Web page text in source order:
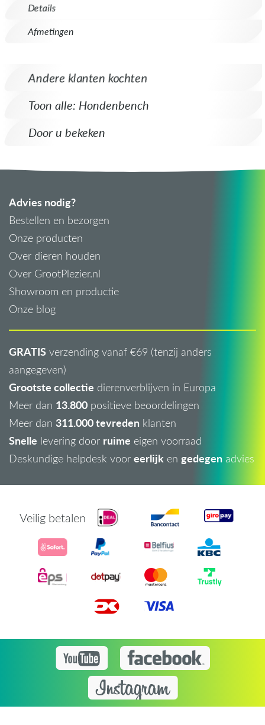
Details
Afmetingen
Andere klanten kochten
Toon alle: Hondenbench
Door u bekeken
Advies nodig?
Bestellen en bezorgen
Onze producten
Over dieren houden
Over GrootPlezier.nl
Showroom en productie
Onze blog
GRATIS verzending vanaf €69 (tenzij anders
aangegeven)
Grootste collectie dierenverblijven in Europa
Meer dan 13.800 positieve beoordelingen
Meer dan 311.000 tevreden klanten
Snelle levering door ruime eigen voorraad
Deskundige helpdesk voor eerlijk en gedegen advies
Veilig betalen